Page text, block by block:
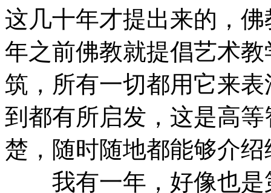
这几十年才提出来的，
年之前佛教就提倡艺术
筑，所有一切都用它来
到都有所启发，这是高
楚，随时随地都能够介绍
我有一年，好像也是